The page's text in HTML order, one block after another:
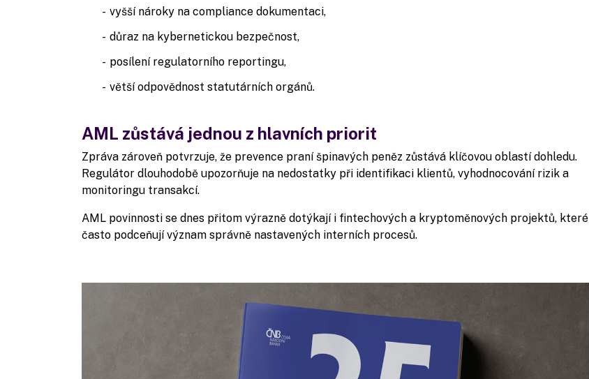
vyšší nároky na compliance dokumentaci,
důraz na kybernetickou bezpečnost,
posílení regulatorního reportingu,
větší odpovědnost statutárních orgánů.
AML zůstává jednou z hlavních priorit
Zpráva zároveň potvrzuje, že prevence praní špinavých peněz zůstává klíčovou oblastí dohledu.
Regulátor dlouhodobě upozorňuje na nedostatky při identifikaci klientů, vyhodnocování rizik a
monitoringu transakcí.
AML povinnosti se dnes přitom výrazně dotýkají i fintechových a kryptoměnových projektů, které
často podceňují význam správně nastavených interních procesů.